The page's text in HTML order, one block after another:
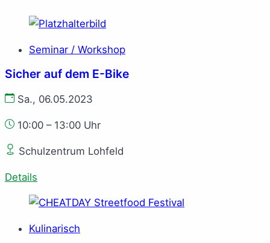
Seminar / Workshop
Sicher auf dem E-Bike
Sa., 06.05.2023
10:00 – 13:00 Uhr
Schulzentrum Lohfeld
Details
Kulinarisch